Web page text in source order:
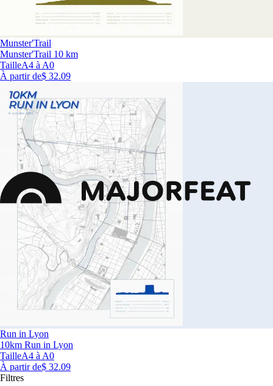
Munster'Trail
Munster'Trail 10 km
TailleA4 à A0
À partir de$ 32.09
Run in Lyon
10km Run in Lyon
TailleA4 à A0
À partir de$ 32.09
Filtres